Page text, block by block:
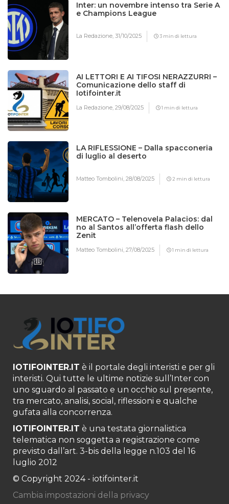
Inter: un novembre intenso tra Serie A
e Champions League
La Redazione,31/10/2025 3 min di lettura
AI LETTORI E AI TIFOSI NERAZZURRI –
Comunicazione dello staff di
Iotifointer.it
La Redazione,29/08/2025 1 min di lettura
LA RIFLESSIONE – Dalla spacconeria
di luglio al deserto
Matteo Tombolini,28/08/2025 2 min di lettura
MERCATO – Telenovela Palacios: dal
no al Santos all’offerta flash dello
Zenit
Matteo Tombolini,27/08/2025 1 min di lettura
IOTIFOINTER.IT è il portale degli interisti e per gli
interisti. Qui tutte le ultime notizie sull’Inter con
uno sguardo al passato e un occhio sul presente,
tra mercato, analisi, social, riflessioni e qualche
gufata alla concorrenza.
IOTIFOINTER.IT è una testata giornalistica
telematica non soggetta a registrazione come
previsto dall’art. 3-bis della legge n.103 del 16
luglio 2012
© Copyright 2024 - iotifointer.it
Cambia impostazioni della privacy